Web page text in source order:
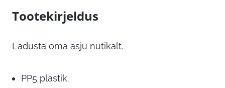
Tootekirjeldus
Ladusta oma asju nutikalt.
PP5 plastik.